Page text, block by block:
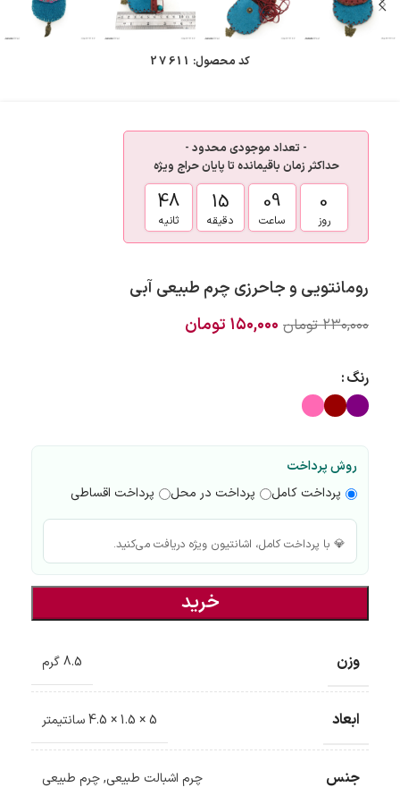
کد محصول: 27611
- تعداد موجودی محدود -
حداکثر زمان باقیمانده تا پایان حراج ویژه
0
روز
09
ساعت
15
دقیقه
47
ثانیه
رومانتویی و جاحرزی چرم طبیعی آبی
۲۳۰,۰۰۰ تومان ۱۵۰,۰۰۰ تومان
رنگ
روش پرداخت
پرداخت کامل
پرداخت در محل پرداخت اقساطی
💎 با پرداخت کامل، اشانتیون ویژه دریافت می‌کنید.
خرید
وزن 8.5 گرم
ابعاد 5 × 1.5 × 4.5 سانتیمتر
جنس چرم اشبالت طبیعی,چرم طبیعی